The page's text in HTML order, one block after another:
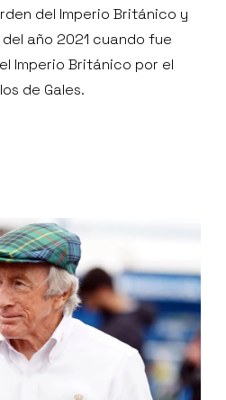
del Imperio Británico y
año 2021 cuando fue
Imperio Británico por el
de Gales.